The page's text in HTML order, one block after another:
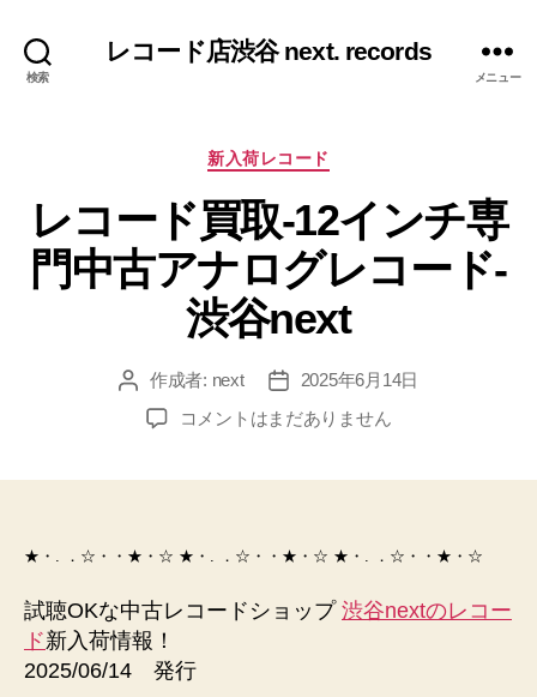
検索
レコード店渋谷 next. records
メニュー
カ
ゴ
リ
ー
新入荷レコード
レコード買取-12インチ専
門中古アナログレコード-
渋谷next
投 作成者: next
投
稿
日
2025年6月14日
レ
取-12
ン
門
コメントはまだありません
★・. ．☆・・★・☆ ★・. ．☆・・★・☆ ★・. ．☆・・★・☆
試聴OKな中古レコードショップ 渋谷nextのレコー
ド新入荷情報！
2025/06/14 発行